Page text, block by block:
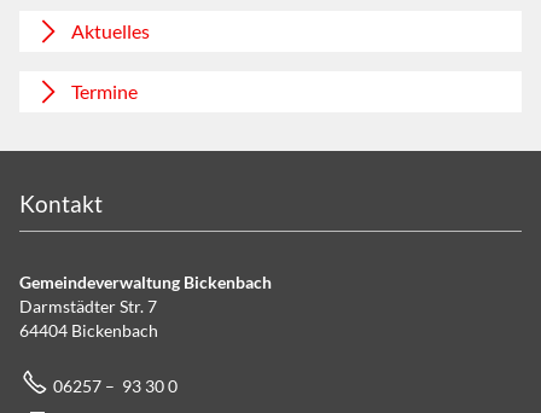
Aktuelles
Termine
Kontakt
Gemeindeverwaltung Bickenbach
Darmstädter Str. 7
64404 Bickenbach
06257 – 93 30 0